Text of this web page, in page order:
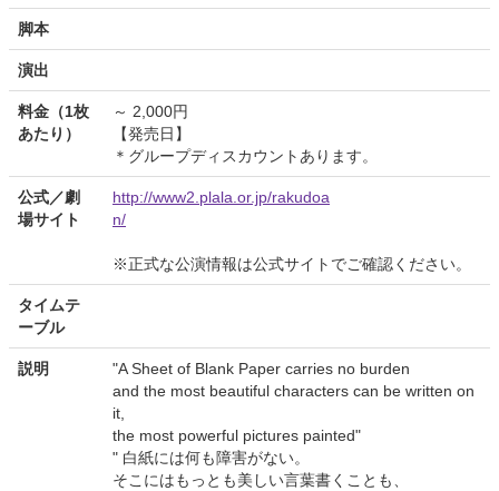
脚本
演出
料金（1枚
あたり）
～ 2,000円
【発売日】
＊グループディスカウントあります。
公式／劇
場サイト
http://www2.plala.or.jp/rakudoa
n/
※正式な公演情報は公式サイトでご確認ください。
タイムテ
ーブル
説明
"A Sheet of Blank Paper carries no burden
and the most beautiful characters can be written on
it,
the most powerful pictures painted"
" 白紙には何も障害がない。
そこにはもっとも美しい言葉書くことも、